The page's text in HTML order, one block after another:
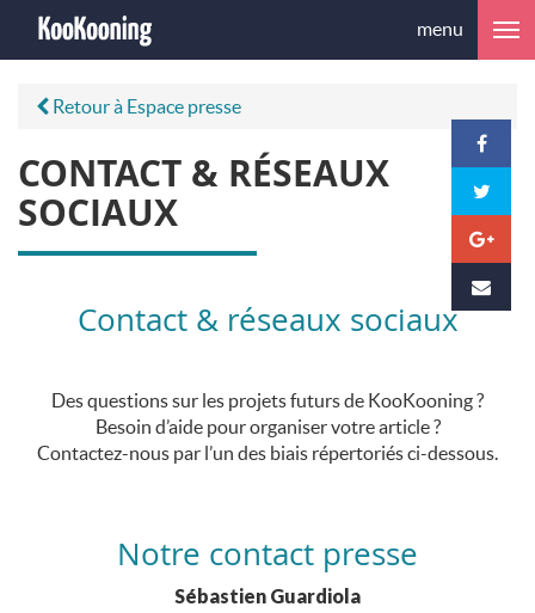
menu
Retour à Espace presse
CONTACT & RÉSEAUX
SOCIAUX
Contact & réseaux sociaux
Des questions sur les projets futurs de KooKooning ?
Besoin d’aide pour organiser votre article ?
Contactez-nous par l’un des biais répertoriés ci-dessous.
Notre contact presse
Sébastien Guardiola